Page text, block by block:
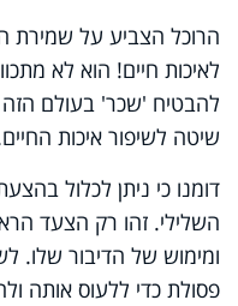
הרוכל הצביע על שמירת
לאיכות חיים! הוא לא
להבטיח 'שכר' בעולם
שיטה לשיפור איכות
דומנו כי ניתן לכלול
השלילי. זהו רק הצעד
ומימוש של הדיבור שלו.
פסולת כדי ללעוס אותה